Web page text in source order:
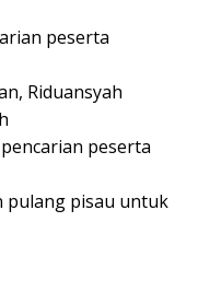
peserta
Riduansyah
peserta
pulang pisau untuk